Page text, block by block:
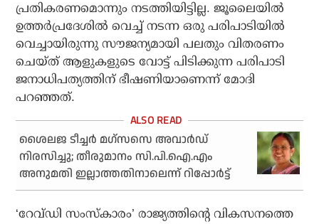
പ്രതികരണമൊന്നും നടത്തിയിട്ടില്ല. ജൂലൈയില്‍
ഉത്തര്‍പ്രദേശില്‍ വെച്ച് നടന്ന ഒരു പരിപാടിയില്‍
വെച്ചായിരുന്നു സൗജന്യമായി പലതും വിതരണം
ചെയ്ത് ആളുകളുടെ വോട്ട് പിടിക്കുന്ന പരിപാടി
ജനാധിപത്യത്തിന് ഭീഷണിയാണെന്ന് മോദി
പറഞ്ഞത്.
ശൈലജ ടീച്ചര്‍ മഗ്‌സസെ അവാര്‍ഡ്
നിരസിച്ചു; തീരുമാനം സി.പി.ഐ.എം
അനുമതി ഇല്ലാത്തതിനാലെന്ന് റിപ്പോര്‍ട്ട്
‘റേവ്ഡി സംസ്‌കാരം’ രാജ്യത്തിന്റെ വികസനത്തെ